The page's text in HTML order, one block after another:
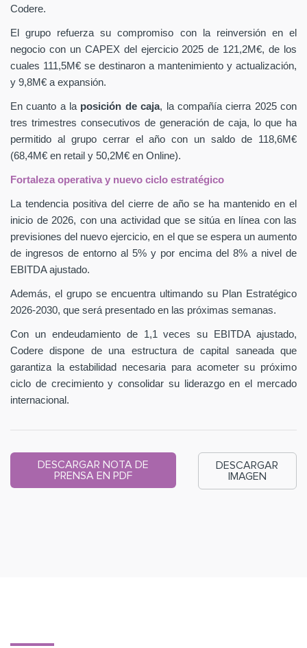
Codere.
El grupo refuerza su compromiso con la reinversión en el
negocio con un CAPEX del ejercicio 2025 de 121,2M€, de los
cuales 111,5M€ se destinaron a mantenimiento y actualización,
y 9,8M€ a expansión.
En cuanto a la posición de caja, la compañía cierra 2025 con
tres trimestres consecutivos de generación de caja, lo que ha
permitido al grupo cerrar el año con un saldo de 118,6M€
(68,4M€ en retail y 50,2M€ en Online).
Fortaleza operativa y nuevo ciclo estratégico
La tendencia positiva del cierre de año se ha mantenido en el
inicio de 2026, con una actividad que se sitúa en línea con las
previsiones del nuevo ejercicio, en el que se espera un aumento
de ingresos de entorno al 5% y por encima del 8% a nivel de
EBITDA ajustado.
Además, el grupo se encuentra ultimando su Plan Estratégico
2026-2030, que será presentado en las próximas semanas.
Con un endeudamiento de 1,1 veces su EBITDA ajustado,
Codere dispone de una estructura de capital saneada que
garantiza la estabilidad necesaria para acometer su próximo
ciclo de crecimiento y consolidar su liderazgo en el mercado
internacional.
DESCARGAR NOTA DE
PRENSA EN PDF
DESCARGAR
IMAGEN